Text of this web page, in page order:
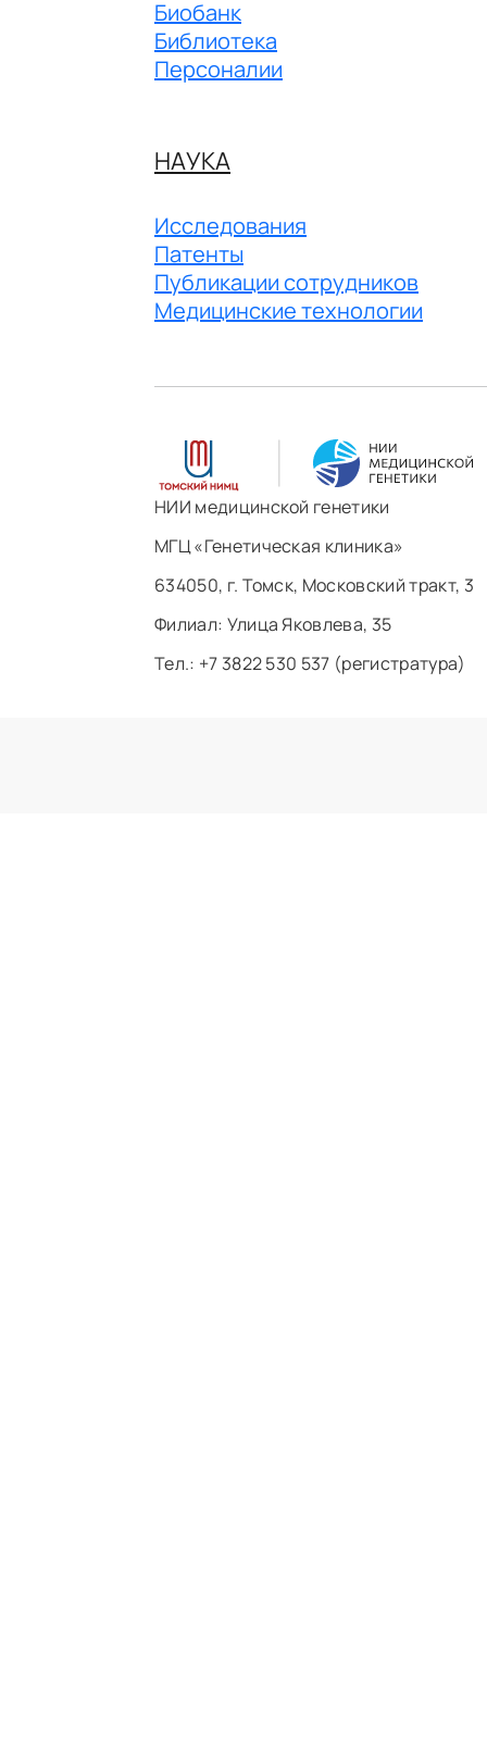
Биобанк
Библиотека
Персоналии
НАУКА
Исследования
Патенты
Публикации сотрудников
Медицинские технологии
НИИ медицинской генетики
МГЦ «Генетическая клиника»
634050, г. Томск, Московский тракт, 3
Филиал: ​Улица Яковлева, 35
Тел.: +7 3822 530 537 (регистратура)